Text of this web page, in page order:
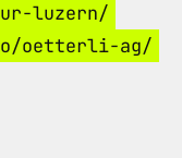
luzern/
oetterli-ag/